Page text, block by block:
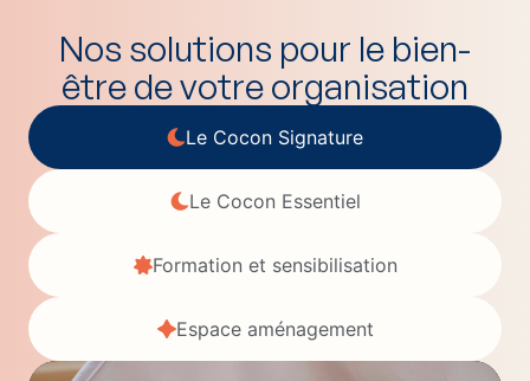
Nos solutions pour le bien-
être de votre organisation
Le Cocon Signature
Le Cocon Essentiel
Formation et sensibilisation
Espace aménagement